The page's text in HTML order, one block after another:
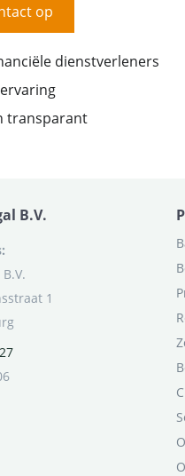
op
dienstverleners
transparant
B.V.
1